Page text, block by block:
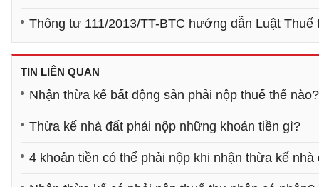
Thông tư 111/2013/TT-BTC hướng dẫn Luật Thuế
TIN LIÊN QUAN
Nhận thừa kế bất động sản phải nộp thuế thế nào?
Thừa kế nhà đất phải nộp những khoản tiền gì?
4 khoản tiền có thể phải nộp khi nhận thừa kế nhà